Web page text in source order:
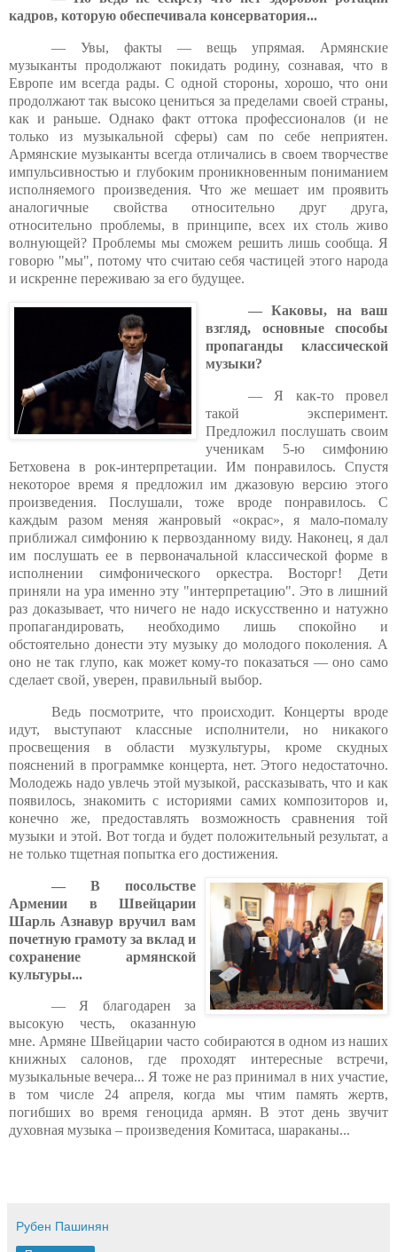
кадров, которую обеспечивала консерватория...
— Увы, факты — вещь упрямая. Армянские
музыканты продолжают покидать родину, сознавая, что в
Европе им всегда рады. С одной стороны, хорошо, что они
продолжают так высоко цениться за пределами своей страны,
как и раньше. Однако факт оттока профессионалов (и не
только из музыкальной сферы) сам по себе неприятен.
Армянские музыканты всегда отличались в своем творчестве
импульсивностью и глубоким проникновенным пониманием
исполняемого произведения. Что же мешает им проявить
аналогичные свойства относительно друг друга,
относительно проблемы, в принципе, всех их столь живо
волнующей? Проблемы мы сможем решить лишь сообща. Я
говорю "мы", потому что считаю себя частицей этого народа
и искренне переживаю за его будущее.
— Каковы, на ваш
взгляд, основные способы
пропаганды классической
музыки?
— Я как-то провел
такой эксперимент.
Предложил послушать своим
ученикам 5-ю симфонию
Бетховена в рок-интерпретации. Им понравилось. Спустя
некоторое время я предложил им джазовую версию этого
произведения. Послушали, тоже вроде понравилось. С
каждым разом меняя жанровый «окрас», я мало-помалу
приближал симфонию к первозданному виду. Наконец, я дал
им послушать ее в первоначальной классической форме в
исполнении симфонического оркестра. Восторг! Дети
приняли на ура именно эту "интерпретацию". Это в лишний
раз доказывает, что ничего не надо искусственно и натужно
пропагандировать, необходимо лишь спокойно и
обстоятельно донести эту музыку до молодого поколения. А
оно не так глупо, как может кому-то показаться — оно само
сделает свой, уверен, правильный выбор.
Ведь посмотрите, что происходит. Концерты вроде
идут, выступают классные исполнители, но никакого
просвещения в области музкультуры, кроме скудных
пояснений в программке концерта, нет. Этого недостаточно.
Молодежь надо увлечь этой музыкой, рассказывать, что и как
появилось, знакомить с историями самих композиторов и,
конечно же, предоставлять возможность сравнения той
музыки и этой. Вот тогда и будет положительный результат, а
не только тщетная попытка его достижения.
— В посольстве
Армении в Швейцарии
Шарль Азнавур вручил вам
почетную грамоту за вклад и
сохранение армянской
культуры...
— Я благодарен за
высокую честь, оказанную
мне. Армяне Швейцарии часто собираются в одном из наших
книжных салонов, где проходят интересные встречи,
музыкальные вечера... Я тоже не раз принимал в них участие,
в том числе 24 апреля, когда мы чтим память жертв,
погибших во время геноцида армян. В этот день звучит
духовная музыка – произведения Комитаса, шараканы...
Рубен Пашинян